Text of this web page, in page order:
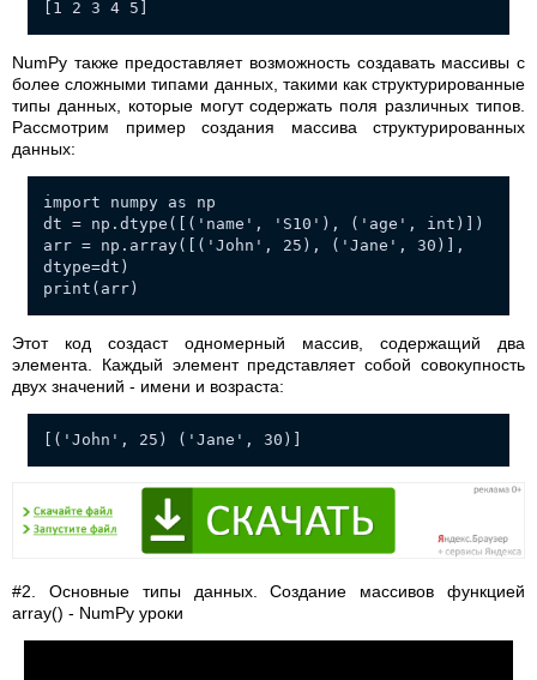
[1 2 3 4 5]
NumPy также предоставляет возможность создавать массивы с
более сложными типами данных, такими как структурированные
типы данных, которые могут содержать поля различных типов.
Рассмотрим пример создания массива структурированных
данных:
import numpy as np
dt = np.dtype([('name', 'S10'), ('age', int)])
arr = np.array([('John', 25), ('Jane', 30)],
dtype=dt)
print(arr)
Этот код создаст одномерный массив, содержащий два
элемента. Каждый элемент представляет собой совокупность
двух значений - имени и возраста:
[('John', 25) ('Jane', 30)]
#2. Основные типы данных. Создание массивов функцией
array() - NumPy уроки